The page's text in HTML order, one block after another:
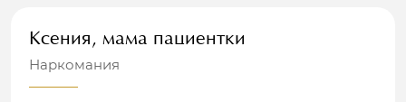
Ксения, мама пациентки
Наркомания